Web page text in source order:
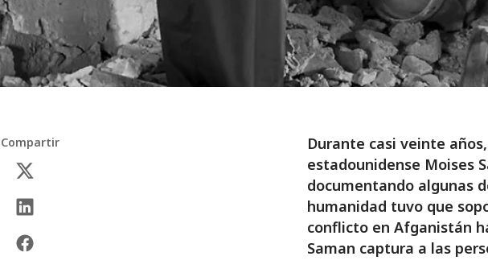
Compartir
Durante casi veinte
estadounidense Moises
documentando algunas
humanidad tuvo que
conflicto en Afganistán
Saman captura a las